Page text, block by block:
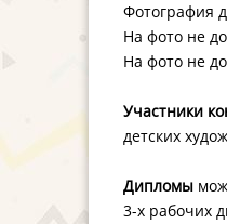
Фотография
На фото не
На фото не
Участники
детских
Дипломы
3-х рабочих